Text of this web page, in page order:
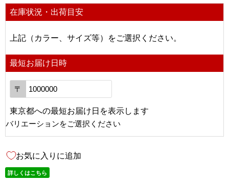
在庫状況・出荷目安
上記（カラー、サイズ等）をご選択ください。
最短お届け日時
〒
東京都への最短お届け日を表示します
バリエーションをご選択ください
お気に入りに追加
詳しくはこちら